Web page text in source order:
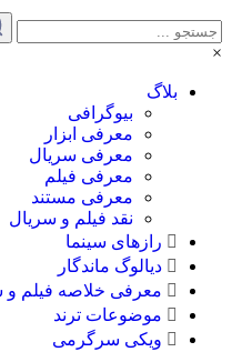
بلاگ
بیوگرافی
معرفی ابزار
معرفی سریال
معرفی فیلم
معرفی مستند
نقد فیلم و سریال
رازهای سینما
دیالوگ ماندگار
معرفی خلاصه فیلم و سریال
موضوعات ترند
ویکی سرگرمی